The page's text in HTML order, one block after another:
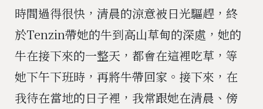
時間過得很快，清晨的涼意被日光驅趕，終
於Tenzin帶她的牛到高山草甸的深處，她的
牛在接下來的一整天，都會在這裡吃草，等
她下午下班時，再將牛帶回家。接下來，在
我待在當地的日子裡，我常跟她在清晨、傍